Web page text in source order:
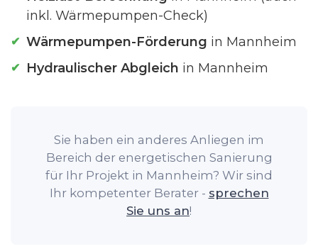
inkl. Wärmepumpen-Check)
Wärmepumpen-Förderung in Mannheim
Hydraulischer Abgleich in Mannheim
Sie haben ein anderes Anliegen im
Bereich der energetischen Sanierung
für Ihr Projekt in Mannheim? Wir sind
Ihr kompetenter Berater - sprechen
Sie uns an!